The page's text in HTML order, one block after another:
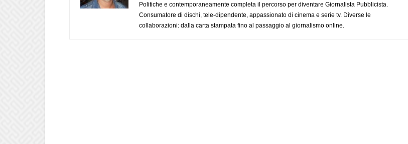
Politiche e contemporaneamente completa il percorso per diventare Giornalista Pubblicista.
Consumatore di dischi, tele-dipendente, appassionato di cinema e serie tv. Diverse le
collaborazioni: dalla carta stampata fino al passaggio al giornalismo online.